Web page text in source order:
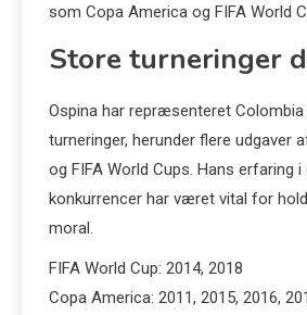
som Copa America og FIFA World
Store turneringer
Ospina har repræsenteret
turneringer, herunder flere udgaver
og FIFA World Cups. Hans erfaring i
konkurrencer har været vital for
moral.
FIFA World Cup: 2014, 2018
Copa America: 2011, 2015, 2016,